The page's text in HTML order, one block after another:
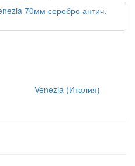
Venezia (Италия)